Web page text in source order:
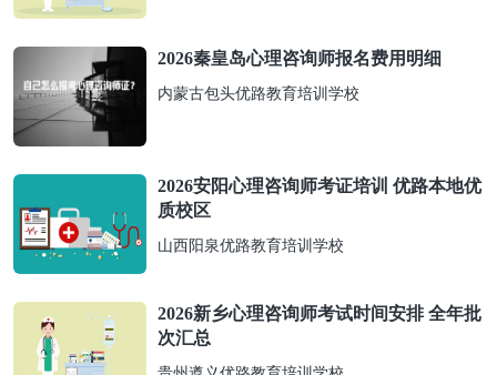
2026秦皇岛心理咨询师报名费用明细
内蒙古包头优路教育培训学校
2026安阳心理咨询师考证培训 优路本地优
质校区
山西阳泉优路教育培训学校
2026新乡心理咨询师考试时间安排 全年批
次汇总